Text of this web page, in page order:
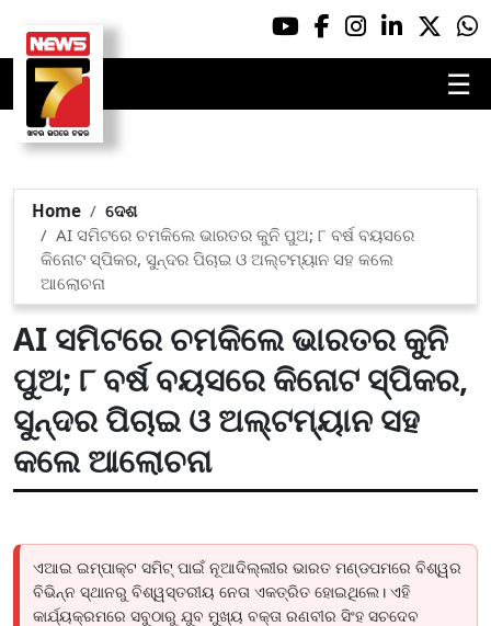
☰
Home
ଦେଶ
AI ସମିଟରେ ଚମକିଲେ ଭାରତର କୁନି ପୁଅ; ୮ ବର୍ଷ ବୟସରେ
କିନୋଟ ସ୍ପିକର, ସୁନ୍ଦର ପିଚାଇ ଓ ଅଲ୍ଟମ୍ୟାନ ସହ କଲେ
ଆଲୋଚନା
AI ସମିଟରେ ଚମକିଲେ ଭାରତର କୁନି
ପୁଅ; ୮ ବର୍ଷ ବୟସରେ କିନୋଟ ସ୍ପିକର,
ସୁନ୍ଦର ପିଚାଇ ଓ ଅଲ୍ଟମ୍ୟାନ ସହ
କଲେ ଆଲୋଚନା
ଏଆଇ ଇମ୍ପାକ୍ଟ ସମିଟ୍ ପାଇଁ ନୂଆଦିଲ୍ଲୀର ଭାରତ ମଣ୍ଡପମରେ ବିଶ୍ୱର
ବିଭିନ୍ନ ସ୍ଥାନରୁ ବିଶ୍ୱସ୍ତରୀୟ ନେତା ଏକତ୍ରିତ ହୋଇଥିଲେ। ଏହି
କାର୍ଯ୍ୟକ୍ରମରେ ସବୁଠାରୁ ଯୁବ ମୁଖ୍ୟ ବକ୍ତା ରଣବୀର ସିଂହ ସଚଦେବ